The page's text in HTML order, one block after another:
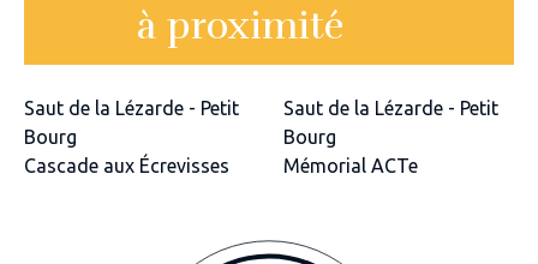
à proximité
Saut de la Lézarde - Petit
Bourg
Saut de la Lézarde - Petit
Bourg
Cascade aux Écrevisses
Mémorial ACTe